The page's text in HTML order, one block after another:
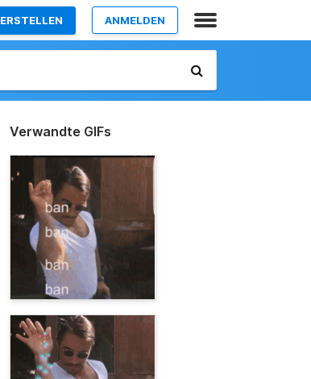
ERSTELLEN ANMELDEN
Verwandte GIFs